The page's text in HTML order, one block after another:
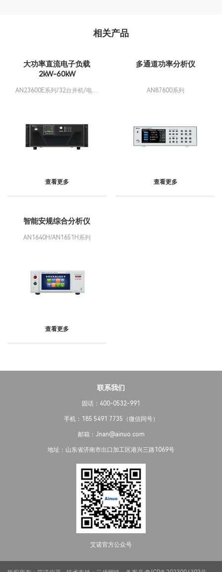
相关产品
大功率直流电子负载
2kW-60kW
AN23600E系列/32台并机/电流
查看更多
多通道功率分析仪
AN87600系列
查看更多
智能安规综合分析仪
AN1640H/AN1651H系列
查看更多
联系我们
固话：400-0532-991
手机：185 5491 7735（微信同号）
邮箱：Jnan@ainuo.com
地址：山东省济南市出口加工区港兴三路1069号
艾诺官方公众号